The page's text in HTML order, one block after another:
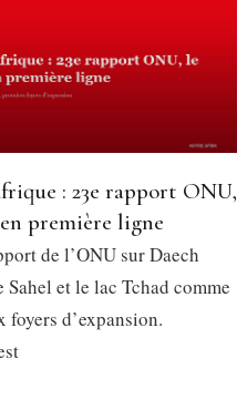
: 23e rapport ONU,
première ligne
de l’ONU sur Daech
et le lac Tchad comme
d’expansion.